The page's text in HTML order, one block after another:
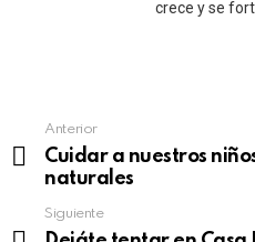
crece y se
more
Anterior
Cuidar a nuestros
naturales
Siguiente